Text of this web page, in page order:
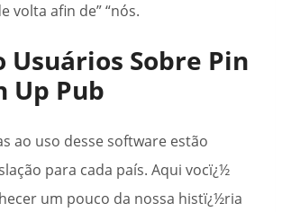
volta afin de” “nós.
Usuários Sobre Pin
Up Pub
ao uso desse software estão
para cada país. Aqui vocï¿½
um pouco da nossa histï¿½ria